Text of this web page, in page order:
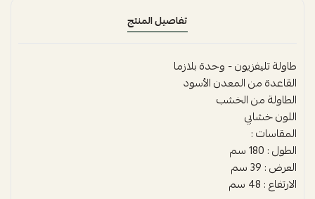
تفاصيل المنتج
طاولة تليفزيون - وحدة بلازما
القاعدة من المعدن الأسود
الطاولة من الخشب
اللون خشابي
المقاسات :
الطول : 180 سم
العرض : 39 سم
الارتفاع : 48 سم